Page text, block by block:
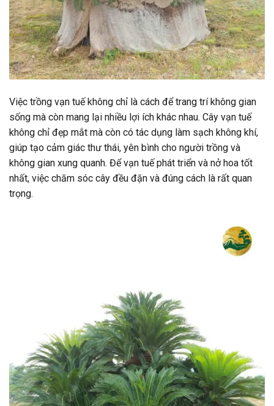
Việc trồng vạn tuế không chỉ là cách để trang trí không gian
sống mà còn mang lại nhiều lợi ích khác nhau. Cây vạn tuế
không chỉ đẹp mắt mà còn có tác dụng làm sạch không khí,
giúp tạo cảm giác thư thái, yên bình cho người trồng và
không gian xung quanh. Để vạn tuế phát triển và nở hoa tốt
nhất, việc chăm sóc cây đều đặn và đúng cách là rất quan
trọng.